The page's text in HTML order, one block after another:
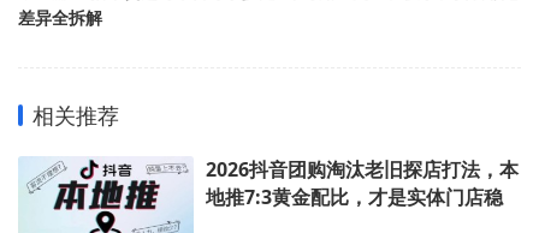
差异全拆解
相关推荐
2026抖音团购淘汰老旧探店打法，本
地推7:3黄金配比，才是实体门店稳